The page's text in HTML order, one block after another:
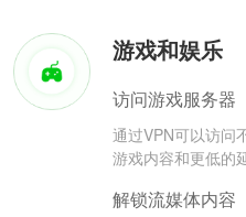
游戏和娱乐
访问游戏服务器
通过VPN可以访问
游戏内容和更低的
解锁流媒体内容